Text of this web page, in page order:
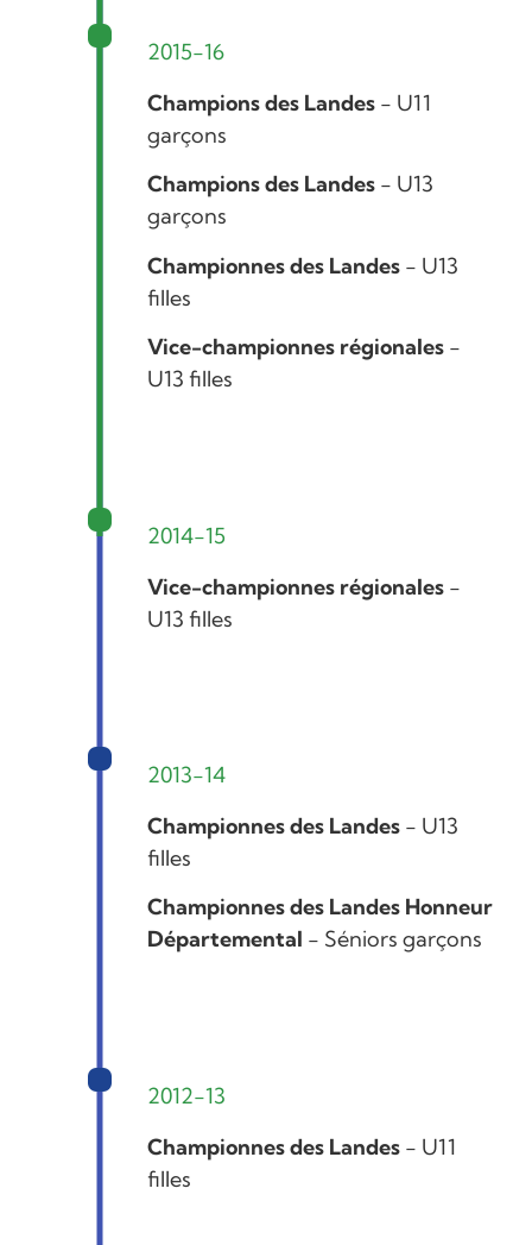
2015-16
Champions des Landes - U11
garçons
Champions des Landes - U13
garçons
Championnes des Landes - U13
filles
Vice-championnes régionales -
U13 filles
2014-15
Vice-championnes régionales -
U13 filles
2013-14
Championnes des Landes - U13
filles
Championnes des Landes Honneur
Départemental - Séniors garçons
2012-13
Championnes des Landes - U11
filles